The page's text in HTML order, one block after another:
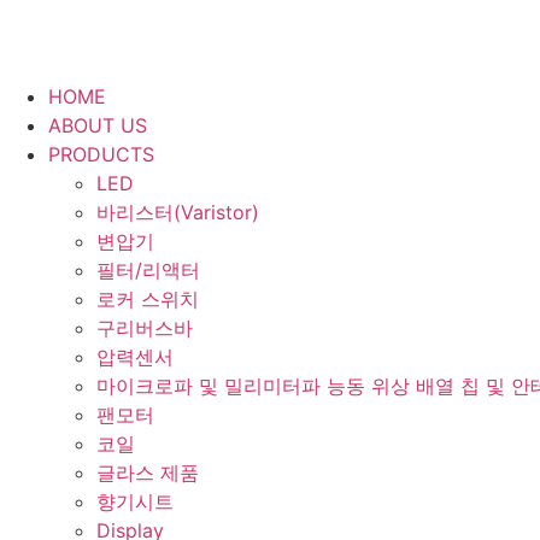
HOME
ABOUT US
PRODUCTS
LED
바리스터(Varistor)
변압기
필터/리액터
로커 스위치
구리버스바
압력센서
마이크로파 및 밀리미터파 능동 위상 배열 칩 및 안
팬모터
코일
글라스 제품
향기시트
Display